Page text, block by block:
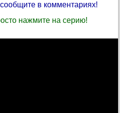
в комментариях!
нажмите на серию!